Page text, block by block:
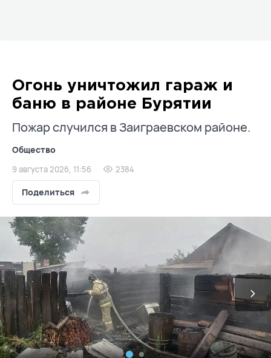
Огонь уничтожил гараж и
баню в районе Бурятии
Пожар случился в Заиграевском районе.
Общество
9 августа 2026, 11:56 2384
Поделиться